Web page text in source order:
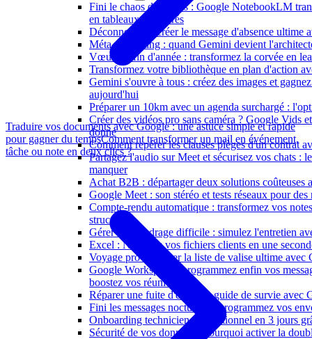
Fini le chaos des notes : Google NotebookLM
en tableaux structurés
Déconnexion : créer le message d'absence ultime
Méta-prompting : quand Gemini devient
Vœux de fin d'année : transformez la corvée en
Transformez votre bibliothèque en plan d'action
Gemini s'ouvre à tous : créez des images et
aujourd'hui
Préparer un 10km avec un agenda surchargé :
Créer des vidéos pro sans caméra ? Google Vids
donne
Comment repérer les clauses pièges d'un contrat
Partagez l'audio sur Meet et sécurisez vos chats :
manquer
Achat B2B : départager deux solutions coûteuses
Google Meet : son stéréo et tests réseaux pour
Compte-rendu automatique : transformez vos
structurés
Gérer un recadrage difficile : simulez l'entretien
Excel : Nettoyez vos fichiers clients en une
Voyage pro : générer la liste de valise ultime avec
Google Workspace : programmez enfin vos
boostez vos réunions
Réparer une fuite d'eau : Le guide de survie avec
Fini les messages nocturnes : programmez vos
Onboarding technicien : opérationnel en 3 jours
Sécurité de vos données : pourquoi activer la
Traduire vos documents avec Google : une astuce simple et rapide
pour gagner du tempsComment transformer un mail en événement,
tâche ou note en deux clics ?